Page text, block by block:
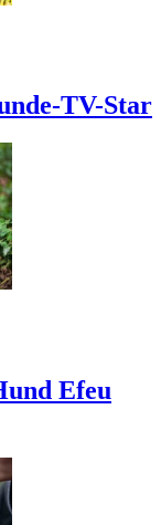
TV-Star
Efeu